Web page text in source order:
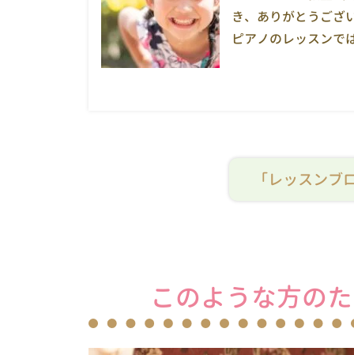
き、ありがとうござ
ピアノのレッスン
「レッスン
このような方の